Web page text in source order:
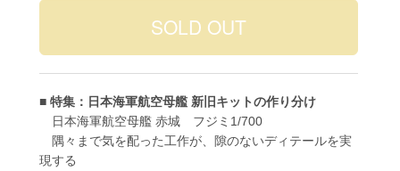
■ 特集：日本海軍航空母艦 新旧キットの作り分け
日本海軍航空母艦 赤城 フジミ1/700
隅々まで気を配った工作が、隙のないディテールを実
現する